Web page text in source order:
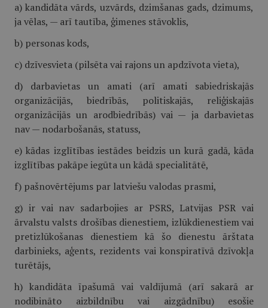
a) kandidāta vārds, uzvārds, dzimšanas gads, dzimums,
ja vēlas, — arī tautība, ģimenes stāvoklis,
b) personas kods,
c) dzīvesvieta (pilsēta vai rajons un apdzīvota vieta),
d) darbavietas un amati (arī amati sabiedriskajās
organizācijās, biedrībās, politiskajās, reliģiskajās
organizācijās un arodbiedrībās) vai — ja darbavietas
nav — nodarbošanās, statuss,
e) kādas izglītības iestādes beidzis un kurā gadā, kāda
izglītības pakāpe iegūta un kādā specialitātē,
f) pašnovērtējums par latviešu valodas prasmi,
g) ir vai nav sadarbojies ar PSRS, Latvijas PSR vai
ārvalstu valsts drošības dienestiem, izlūkdienestiem vai
pretizlūkošanas dienestiem kā šo dienestu ārštata
darbinieks, aģents, rezidents vai konspiratīvā dzīvokļa
turētājs,
h) kandidāta īpašumā vai valdījumā (arī sakarā ar
nodibināto aizbildnību vai aizgādnību) esošie